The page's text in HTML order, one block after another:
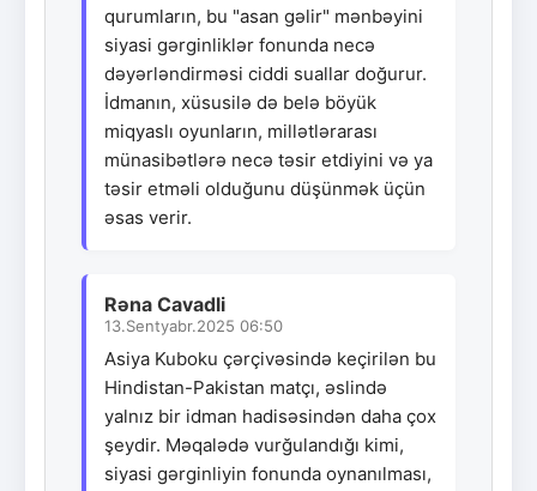
qurumların, bu "asan gəlir" mənbəyini
siyasi gərginliklər fonunda necə
dəyərləndirməsi ciddi suallar doğurur.
İdmanın, xüsusilə də belə böyük
miqyaslı oyunların, millətlərarası
münasibətlərə necə təsir etdiyini və ya
təsir etməli olduğunu düşünmək üçün
əsas verir.
Rəna Cavadli
13.Sentyabr.2025 06:50
Asiya Kuboku çərçivəsində keçirilən bu
Hindistan-Pakistan matçı, əslində
yalnız bir idman hadisəsindən daha çox
şeydir. Məqalədə vurğulandığı kimi,
siyasi gərginliyin fonunda oynanılması,